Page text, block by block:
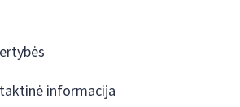
informacija